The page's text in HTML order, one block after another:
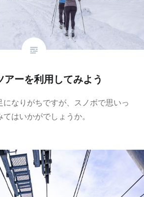
アーを利用してみよう
なりがちですが、スノボで思いっ
はいかがでしょうか。